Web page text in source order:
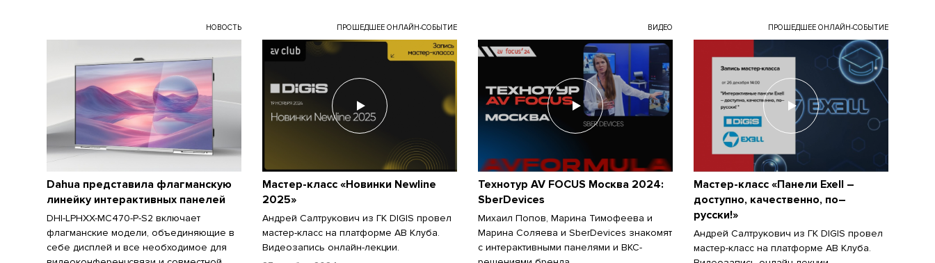
НОВОСТЬ
Dahua представила флагманскую
линейку интерактивных панелей
DHI-LPHXX-MC470-P-S2 включает
флагманские модели, объединяющие в
себе дисплей и все необходимое для
ПРОШЕДШЕЕ ОНЛАЙН-СОБЫТИЕ
Мастер-класс «Новинки Newline
2025»
Андрей Салтрукович из ГК DIGIS провел
мастер-класс на платформе АВ Клуба.
Видеозапись онлайн-лекции.
ВИДЕО
Технотур AV FOCUS Москва 2024:
SberDevices
Михаил Попов, Марина Тимофеева и
Марина Соляева и SberDevices знакомят
с интерактивными панелями и ВКС-
ПРОШЕДШЕЕ ОНЛАЙН-СОБЫТИЕ
Мастер-класс «Панели Exell –
доступно, качественно, по–
русски!»
Андрей Салтрукович из ГК DIGIS провел
мастер-класс на платформе АВ Клуба.